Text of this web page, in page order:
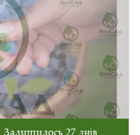
Залишилось 27 днів